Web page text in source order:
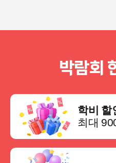
박람회
학비 할
최대